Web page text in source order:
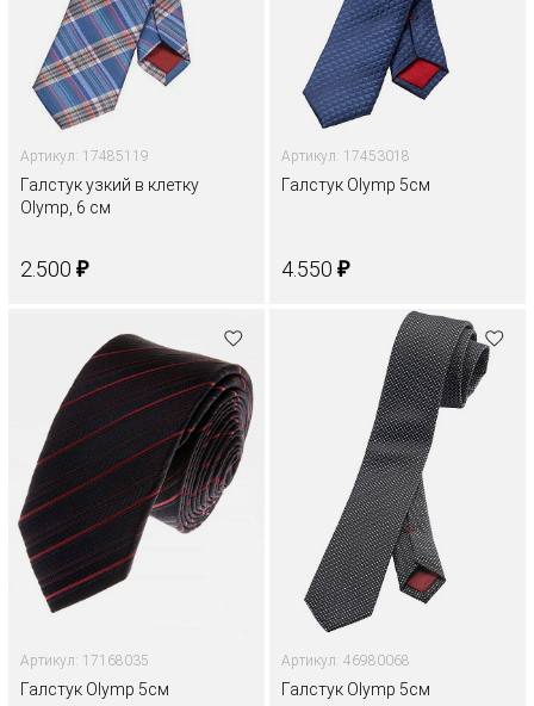
Артикул: 17485119
Галстук узкий в клетку
Olymp, 6 см
2.500 ₽
Артикул: 17453018
Галстук Olymp 5см
4.550 ₽
Артикул: 17168035
Галстук Olymp 5см
Артикул: 46980068
Галстук Olymp 5см